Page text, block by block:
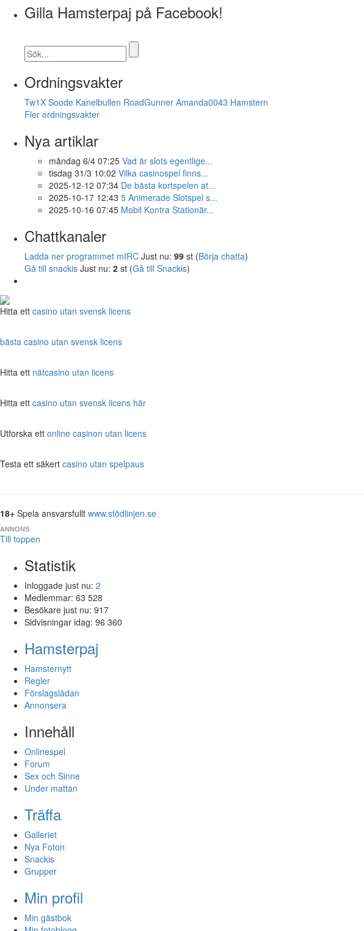
Gilla Hamsterpaj på Facebook!
Ordningsvakter
Tw1X Soode Kanelbullen RoadGunner Amanda0043 Hamstern
Fler ordningsvakter
Nya artiklar
måndag 6/4 07:25 Vad är slots egentlige...
tisdag 31/3 10:02 Vilka casinospel finns...
2025-12-12 07:34 De bästa kortspelen at...
2025-10-17 12:43 5 Animerade Slotspel s...
2025-10-16 07:45 Mobil Kontra Stationär...
Chattkanaler
Ladda ner programmet mIRC Just nu: 99 st (Börja chatta)
Gå till snackis Just nu: 2 st (Gå till Snackis)
Hitta ett casino utan svensk licens
bästa casino utan svensk licens
Hitta ett nätcasino utan licens
Hitta ett casino utan svensk licens här
Utforska ett online casinon utan licens
Testa ett säkert casino utan spelpaus
18+ Spela ansvarsfullt www.stödlinjen.se
ANNONS
Till toppen
Statistik
Inloggade just nu: 2
Medlemmar: 63 528
Besökare just nu: 917
Sidvisningar idag: 96 360
Hamsterpaj
Hamsternytt
Regler
Förslagslådan
Annonsera
Innehåll
Onlinespel
Forum
Sex och Sinne
Under mattan
Träffa
Galleriet
Nya Foton
Snackis
Grupper
Min profil
Min gästbok